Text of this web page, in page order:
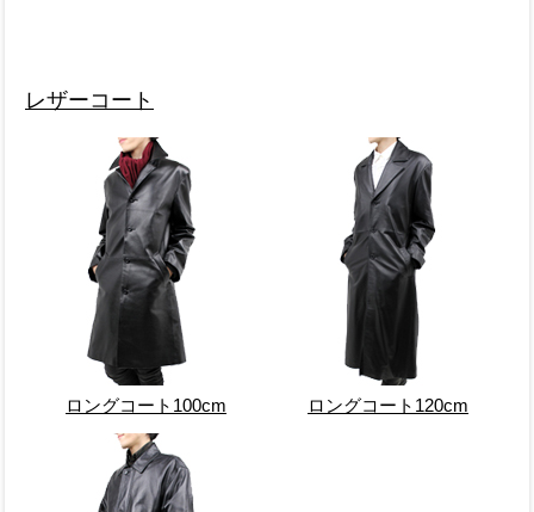
レザーコート
ロングコート100cm ロングコート120cm